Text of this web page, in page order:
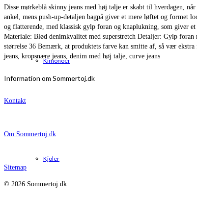
Kimonoer
Kjoler
Disse mørkeblå skinny jeans med høj talje er skabt til hverdagen,
ankel, mens push-up-detaljen bagpå giver et mere løftet og
og flatterende, med klassisk gylp foran og knaplukning, som giver
Materiale: Blød denimkvalitet med superstretch Detaljer: Gylp
størrelse 36 Bemærk, at produktets farve kan smitte af, så vær
jeans, kropsnære jeans, denim med høj talje, curve jeans
Information om Sommertoj.dk
Kontakt
Om Sommertoj.dk
Sitemap
© 2026 Sommertoj.dk